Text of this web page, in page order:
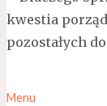
Menu